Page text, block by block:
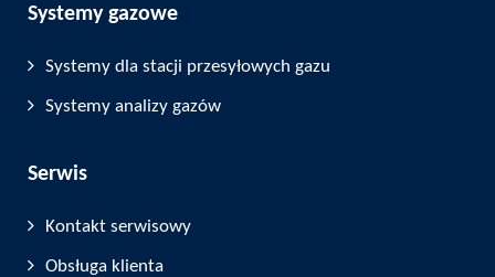
Systemy gazowe
Systemy dla stacji przesyłowych gazu
Systemy analizy gazów
Serwis
Kontakt serwisowy
Obsługa klienta